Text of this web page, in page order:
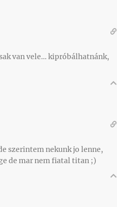
van vele… kipróbálhatnánk,
szerintem nekunk jo lenne,
de mar nem fiatal titan ;)